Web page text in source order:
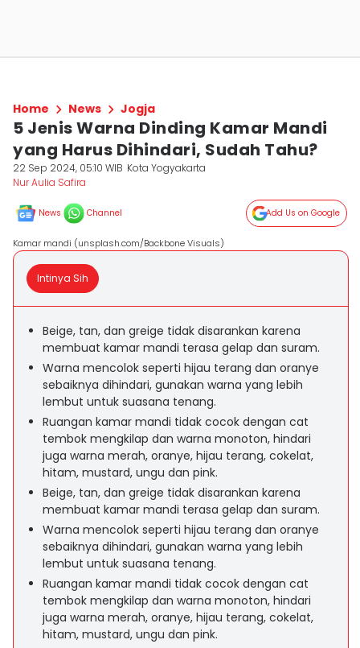
Home News Jogja
5 Jenis Warna Dinding Kamar Mandi
yang Harus Dihindari, Sudah Tahu?
22 Sep 2024, 05:10 WIB Kota Yogyakarta
Nur Aulia Safira
News Channel Add Us on Google
Kamar mandi (unsplash.com/Backbone Visuals)
Intinya Sih
Beige, tan, dan greige tidak disarankan karena
membuat kamar mandi terasa gelap dan suram.
Warna mencolok seperti hijau terang dan oranye
sebaiknya dihindari, gunakan warna yang lebih
lembut untuk suasana tenang.
Ruangan kamar mandi tidak cocok dengan cat
tembok mengkilap dan warna monoton, hindari
juga warna merah, oranye, hijau terang, cokelat,
hitam, mustard, ungu dan pink.
Beige, tan, dan greige tidak disarankan karena
membuat kamar mandi terasa gelap dan suram.
Warna mencolok seperti hijau terang dan oranye
sebaiknya dihindari, gunakan warna yang lebih
lembut untuk suasana tenang.
Ruangan kamar mandi tidak cocok dengan cat
tembok mengkilap dan warna monoton, hindari
juga warna merah, oranye, hijau terang, cokelat,
hitam, mustard, ungu dan pink.